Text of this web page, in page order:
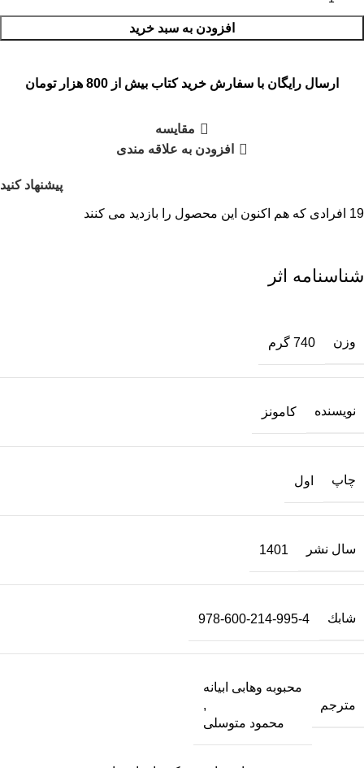
افزودن به سبد خرید
ارسال رایگان با سفارش خرید کتاب بیش از 800 هزار تومان
مقایسه
افزودن به علاقه مندی
پیشنهاد کنید
19 افرادی که هم اکنون این محصول را بازدید می کنند
شناسنامه اثر
وزن 740 گرم
نویسنده کامونز
چاپ اول
سال نشر 1401
شابك 978-600-214-995-4
مترجم
محبوبه وهابی ابیانه
,
محمود متوسلی